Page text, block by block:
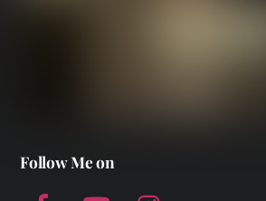
Follow Me on
YouTube